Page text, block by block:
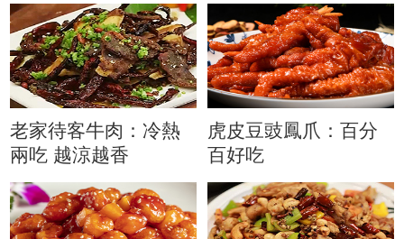
老家待客牛肉：冷熱
兩吃 越涼越香
虎皮豆豉鳳爪：百分
百好吃